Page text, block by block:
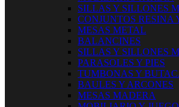
SILLAS Y SILLONES
CONJUNTOS RESINA
MESAS METAL
BALANCINES
SILLAS Y SILLONES
PARASOLES Y PIES
TUMBONAS Y
BAULES Y ARCONES
MESAS MADERA